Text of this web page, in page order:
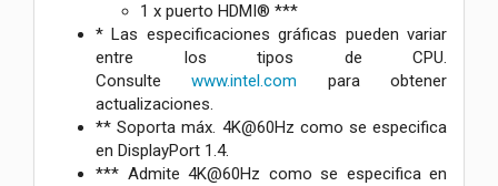
1 x puerto HDMI® ***
* Las especificaciones gráficas pueden variar
entre los tipos de CPU.
Consultewww.intel.com para obtener
actualizaciones.
** Soporta máx. 4K@60Hz como se especifica
en DisplayPort 1.4.
*** Admite 4K@60Hz como se especifica en